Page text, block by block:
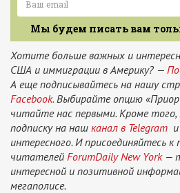
Мы будем писать вам
Хотите больше важных и
США и иммиграции в Америку? —
А еще подписывайтесь на нашу
Facebook.Выбирайте опцию
читайте нас первыми. Кроме
подписку на наш канал в Telegram
интересного. И присоединяйтесь
читателей ForumDaily New York—
интересной и позитивной
мегаполисе.